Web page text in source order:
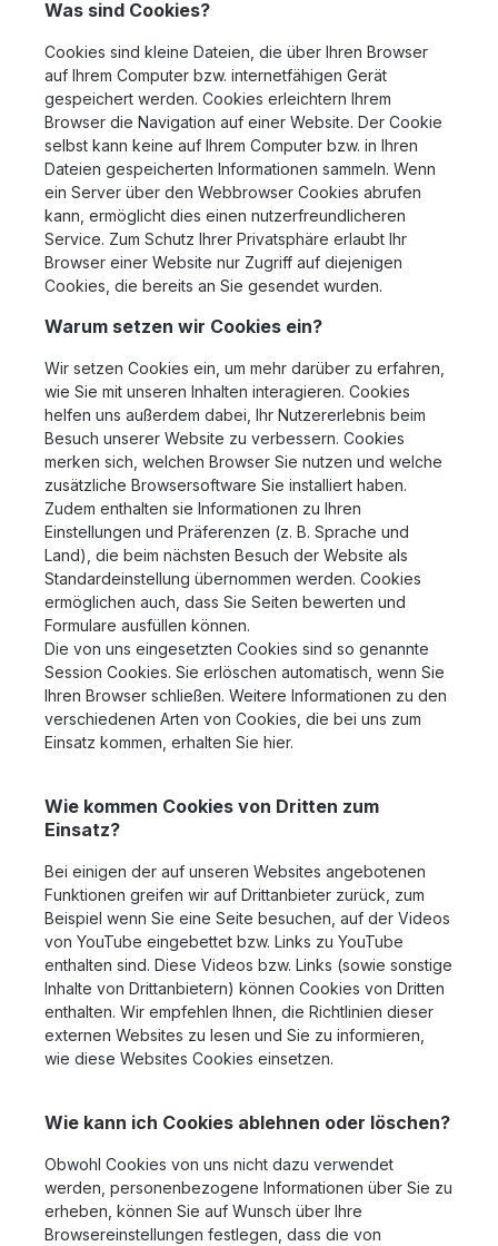
Was sind Cookies?
Cookies sind kleine Dateien, die über Ihren Browser
auf Ihrem Computer bzw. internetfähigen Gerät
gespeichert werden. Cookies erleichtern Ihrem
Browser die Navigation auf einer Website. Der Cookie
selbst kann keine auf Ihrem Computer bzw. in Ihren
Dateien gespeicherten Informationen sammeln. Wenn
ein Server über den Webbrowser Cookies abrufen
kann, ermöglicht dies einen nutzerfreundlicheren
Service. Zum Schutz Ihrer Privatsphäre erlaubt Ihr
Browser einer Website nur Zugriff auf diejenigen
Cookies, die bereits an Sie gesendet wurden.
Warum setzen wir Cookies ein?
Wir setzen Cookies ein, um mehr darüber zu erfahren,
wie Sie mit unseren Inhalten interagieren. Cookies
helfen uns außerdem dabei, Ihr Nutzererlebnis beim
Besuch unserer Website zu verbessern. Cookies
merken sich, welchen Browser Sie nutzen und welche
zusätzliche Browsersoftware Sie installiert haben.
Zudem enthalten sie Informationen zu Ihren
Einstellungen und Präferenzen (z. B. Sprache und
Land), die beim nächsten Besuch der Website als
Standardeinstellung übernommen werden. Cookies
ermöglichen auch, dass Sie Seiten bewerten und
Formulare ausfüllen können.
Die von uns eingesetzten Cookies sind so genannte
Session Cookies. Sie erlöschen automatisch, wenn Sie
Ihren Browser schließen. Weitere Informationen zu den
verschiedenen Arten von Cookies, die bei uns zum
Einsatz kommen, erhalten Sie hier.
Wie kommen Cookies von Dritten zum
Einsatz?
Bei einigen der auf unseren Websites angebotenen
Funktionen greifen wir auf Drittanbieter zurück, zum
Beispiel wenn Sie eine Seite besuchen, auf der Videos
von YouTube eingebettet bzw. Links zu YouTube
enthalten sind. Diese Videos bzw. Links (sowie sonstige
Inhalte von Drittanbietern) können Cookies von Dritten
enthalten. Wir empfehlen Ihnen, die Richtlinien dieser
externen Websites zu lesen und Sie zu informieren,
wie diese Websites Cookies einsetzen.
Wie kann ich Cookies ablehnen oder löschen?
Obwohl Cookies von uns nicht dazu verwendet
werden, personenbezogene Informationen über Sie zu
erheben, können Sie auf Wunsch über Ihre
Browsereinstellungen festlegen, dass die von